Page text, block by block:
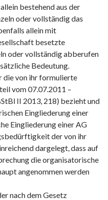
bestehend aus der
oder vollständig das
allein mit
besetzte
oder vollständig abberufen
Bedeutung.
die von ihr formulierte
vom 07.07.2011 –
II 2013, 218) bezieht und
Eingliederung einer
Eingliederung einer AG
der von ihr
dargelegt, dass auf
die organisatorische
angenommen werden
nach dem Gesetz